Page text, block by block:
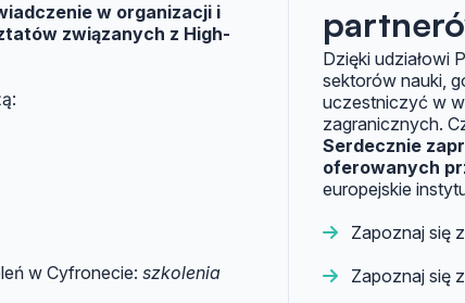
w organizacji i
związanych z High-
w Cyfronecie: szkolenia
Dzięki udziałowi
sektorów nauki,
uczestniczyć w
zagranicznych.
Serdecznie
oferowanych
europejskie
Zapoznaj się z
Zapoznaj się z